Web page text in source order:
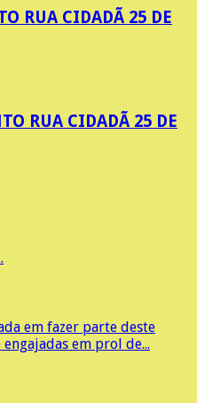
RUA CIDADÃ 25 DE
RUA CIDADÃ 25 DE
em fazer parte deste
em prol de...